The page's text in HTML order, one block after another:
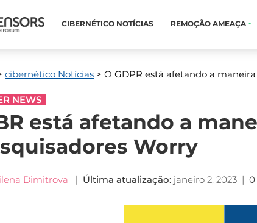
CIBERNÉTICO NOTÍCIAS REMOÇÃO AMEAÇA
cibernético Notícias > O GDPR está afetando a
NEWS
está afetando a
Worry
Dimitrova | Última atualização: janeiro 2, 2023 | 0